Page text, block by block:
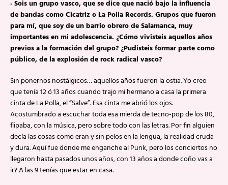
· Sois un grupo vasco, que se dice que nació bajo la influencia
de bandas como Cicatriz o La Polla Records. Grupos que fueron
para mí, que soy de un barrio obrero de Salamanca, muy
importantes en mi adolescencia. ¿Cómo vivisteis aquellos años
previos a la formación del grupo? ¿Pudisteis formar parte como
público, de la explosión de rock radical vasco?
Sin ponernos nostálgicos… aquellos años fueron la ostia. Yo creo
que tenía 12 ó 13 años cuando trajo mi hermano a casa la primera
cinta de La Polla, el “Salve”. Esa cinta me abrió los ojos.
Acostumbrado a escuchar toda esa mierda de tecno-pop de los 80,
flipaba, con la música, pero sobre todo con las letras. Por fin alguien
decía las cosas como eran y sin pelos en la lengua, la realidad cruda
y dura. Aquí fue donde me enganche al Punk, pero los conciertos no
llegaron hasta pasados unos años, con 13 años a donde coño vas a
ir? A las 9 tenías que estar en casa.